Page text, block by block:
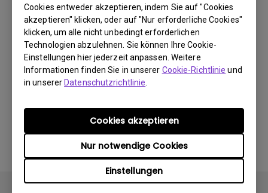
Cookies entweder akzeptieren, indem Sie auf "Cookies
akzeptieren" klicken, oder auf "Nur erforderliche Cookies"
klicken, um alle nicht unbedingt erforderlichen
Technologien abzulehnen. Sie können Ihre Cookie-
Einstellungen hier jederzeit anpassen. Weitere
Informationen finden Sie in unserer Cookie-Richtlinie und
in unsererDatenschutzrichtlinie
Einstellungen
Nur notwendige Cookies
Cookies akzeptieren
Update: 2019/08/20
Dateigröße: 9.34 KB
Herunterladen
Durch die Nutzung eines der oben genannten
Softwareprogramme erklären Sie sich mit unseren
Bedingungen derEndbenutzer-Lizenzvereinbarungen